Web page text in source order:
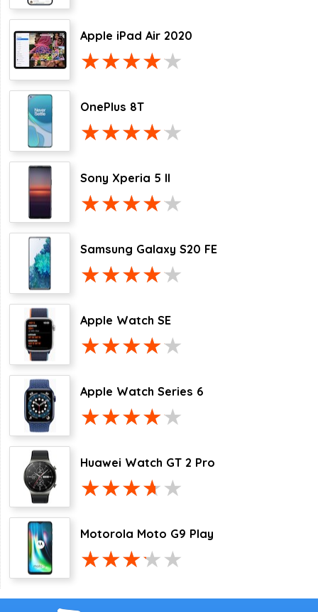
Apple iPad Air 2020
OnePlus 8T
Sony Xperia 5 II
Samsung Galaxy S20 FE
Apple Watch SE
Apple Watch Series 6
Huawei Watch GT 2 Pro
Motorola Moto G9 Play